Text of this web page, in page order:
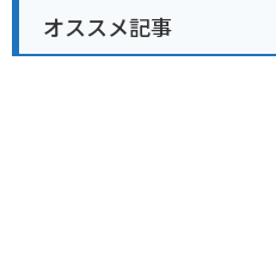
オススメ記事